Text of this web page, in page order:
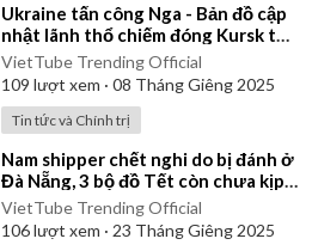
⁣Ukraine tấn công Nga - Bản đồ cập
nhật lãnh thổ chiếm đóng Kursk từ
ngày 06/08/2024 đến 06/01/2025
VietTube Trending Official
109 lượt xem · 08 Tháng Giêng 2025
Tin tức và Chính trị
⁣Nam shipper chết nghi do bị đánh ở
Đà Nẵng, 3 bộ đồ Tết còn chưa kịp
mặc
VietTube Trending Official
106lượt xem · 23 Tháng Giêng 2025